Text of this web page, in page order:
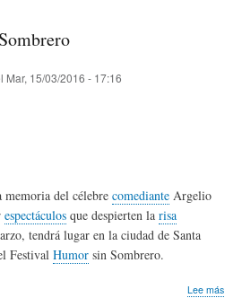
Mar, 15/03/2016 - 17:16
del célebre comediante Argelio
espectáculos que despierten la risa
tendrá lugar en la ciudad de Santa
Festival Humor sin Sombrero.
Lee más